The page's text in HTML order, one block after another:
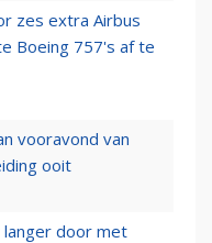
zes extra Airbus
Boeing 757's af te
vooravond van
ooit
langer door met